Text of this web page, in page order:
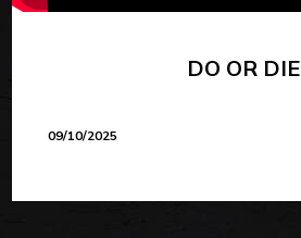
DO OR DIE
09/10/2025